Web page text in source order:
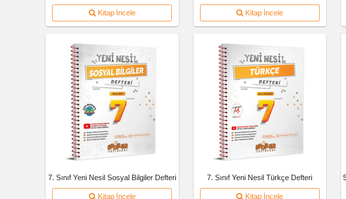
Kitap İncele Kitap İncele
7. Sınıf Yeni Nesil Sosyal Bilgiler Defteri
Kitap İncele
7. Sınıf Yeni Nesil Türkçe Defteri
Kitap İncele